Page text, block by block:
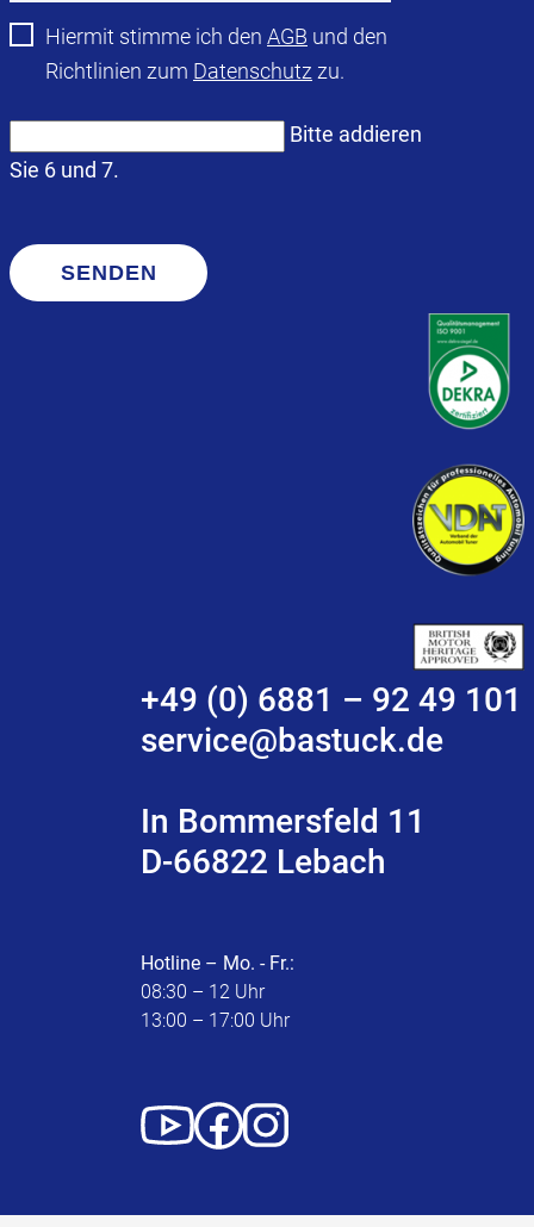
Hiermit stimme ich den AGB und den
Richtlinien zum Datenschutz zu.
Bitte addieren
Sie 6 und 7.
SENDEN
+49 (0) 6881 – 92 49 101
service@bastuck.de
In Bommersfeld 11
D-66822 Lebach
Hotline – Mo. - Fr.:
08:30 – 12 Uhr
13:00 – 17:00 Uhr